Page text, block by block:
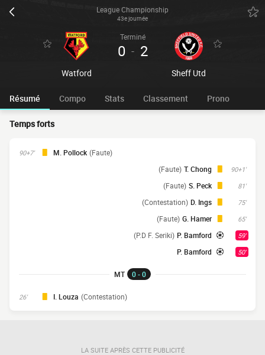
League Championship
43e journée
Watford
Terminé
0 - 2
Sheff Utd
Résumé Compo Stats Classement Prono
Temps forts
90+7' M. Pollock (Faute)
90+1'
T. Chong
(Faute)
81'
S. Peck
(Faute)
75'
D. Ings
(Contestation)
65'
G. Hamer
(Faute)
59'
P. Bamford
(P.D F. Seriki)
50'
P. Bamford
MT 0 - 0
26' I. Louza (Contestation)
LA SUITE APRÈS CETTE PUBLICITÉ